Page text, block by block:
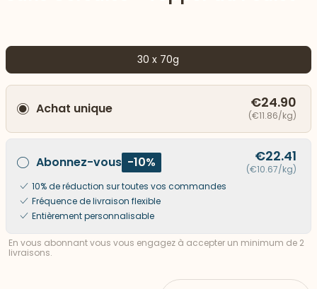
vers le bas
30 x 70g
Achat unique €24.90
(€11.86/kg)
Abonnez-vous -10% €22.41
(€10.67/kg)
10% de réduction sur toutes vos commandes
Fréquence de livraison flexible
Entièrement personnalisable
En vous abonnant vous vous engagez à accepter un minimum de 2
livraisons.